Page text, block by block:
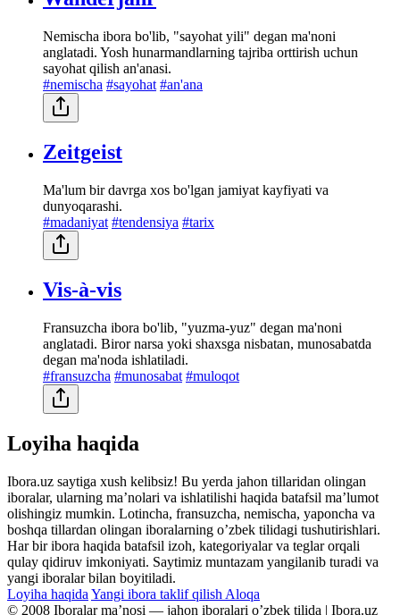
Nemischa ibora bo'lib, "sayohat yili" degan ma'noni
anglatadi. Yosh hunarmandlarning tajriba orttirish uchun
sayohat qilish an'anasi.
#nemischa #sayohat #an'ana
Zeitgeist
Ma'lum bir davrga xos bo'lgan jamiyat kayfiyati va
dunyoqarashi.
#madaniyat #tendensiya #tarix
Vis-à-vis
Fransuzcha ibora bo'lib, "yuzma-yuz" degan ma'noni
anglatadi. Biror narsa yoki shaxsga nisbatan, munosabatda
degan ma'noda ishlatiladi.
#fransuzcha #munosabat #muloqot
Loyiha haqida
Ibora.uz saytiga xush kelibsiz! Bu yerda jahon tillaridan olingan
iboralar, ularning maʼnolari va ishlatilishi haqida batafsil maʼlumot
olishingiz mumkin. Lotincha, fransuzcha, nemischa, yaponcha va
boshqa tillardan olingan iboralarning oʼzbek tilidagi tushutirishlari.
Har bir ibora haqida batafsil izoh, kategoriyalar va teglar orqali
qulay qidiruv imkoniyati. Saytimiz muntazam yangilanib turadi va
yangi iboralar bilan boyitiladi.
Loyiha haqida Yangi ibora taklif qilish Aloqa
© 2008 Iboralar maʼnosi — jahon iboralari oʼzbek tilida | Ibora.uz